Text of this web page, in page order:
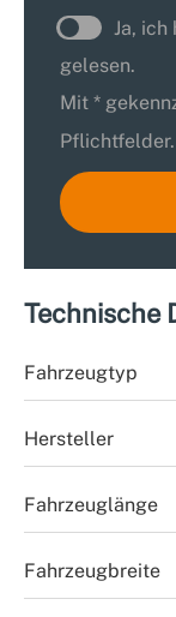
Ja, ich
gelesen.
Mit *
Pflichtfelder.
Technische
Fahrzeugtyp
Hersteller
Fahrzeuglänge
Fahrzeugbreite